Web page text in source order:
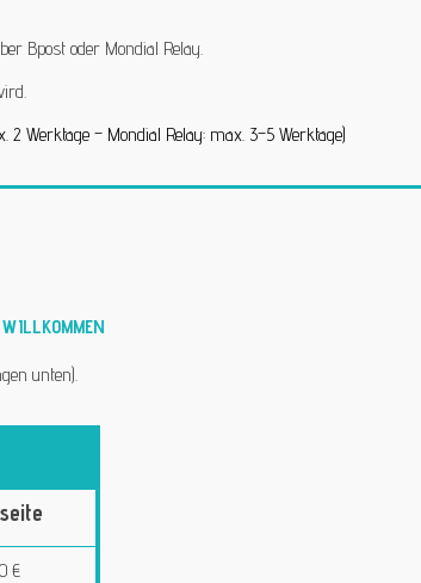
Bpost oder Mondial Relay.
Werktage – Mondial Relay: max. 3–5 Werktage)
WILLKOMMEN
unten).
€